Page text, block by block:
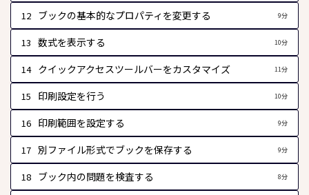
12 ブックの基本的なプロパティを変更する 9分
13 数式を表示する 10分
14 クイックアクセスツールバーをカスタマイズ 11分
15 印刷設定を行う 10分
16 印刷範囲を設定する 9分
17 別ファイル形式でブックを保存する 9分
18 ブック内の問題を検査する 8分